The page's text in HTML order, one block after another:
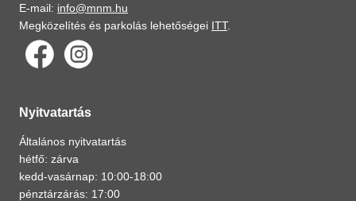
E-mail: info@mnm.hu
Megközelítés és parkolás lehetőségei ITT.
Nyitvatartás
Általános nyitvatartás
hétfő: zárva
kedd-vasárnap: 10:00-18:00
pénztárzárás: 17:00